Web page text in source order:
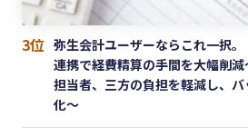
3位 弥生会計ユーザーならこれ一択
連携で経費精算の手間を大幅削
担当者、三方の負担を軽減し、
化〜